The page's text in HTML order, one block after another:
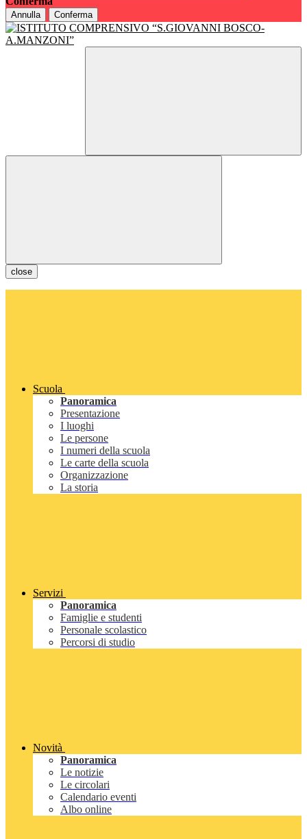
Annulla Conferma
close
Scuola
Panoramica
Presentazione
I luoghi
Le persone
I numeri della scuola
Le carte della scuola
Organizzazione
La storia
Servizi
Panoramica
Famiglie e studenti
Personale scolastico
Percorsi di studio
Novità
Panoramica
Le notizie
Le circolari
Calendario eventi
Albo online